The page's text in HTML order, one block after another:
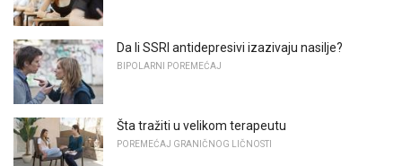
Da li SSRI antidepresivi izazivaju nasilje?
BIPOLARNI POREMEĆAJ
Šta tražiti u velikom terapeutu
POREMEĆAJ GRANIČNOG LIČNOSTI